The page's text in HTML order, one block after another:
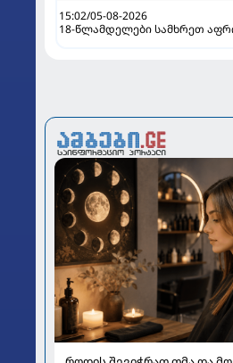
15:02/05-08-2026
18-წლამდელები სამხრეთ